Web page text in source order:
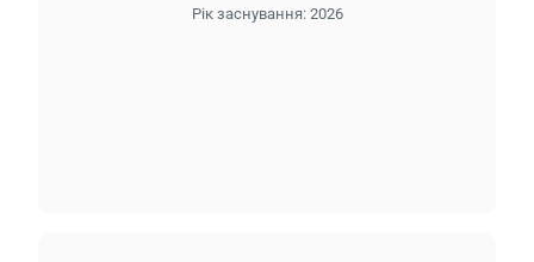
Рік заснування: 2026